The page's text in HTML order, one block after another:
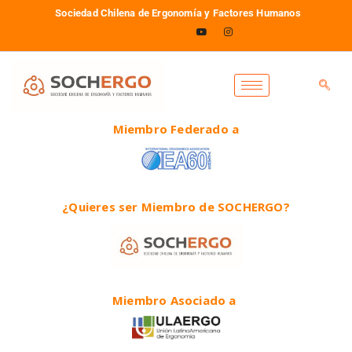
Sociedad Chilena de Ergonomía y Factores Humanos
Miembro Federado a
¿Quieres ser Miembro de SOCHERGO?
Miembro Asociado a